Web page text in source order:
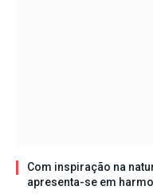
Com inspiração na
apresenta-se em